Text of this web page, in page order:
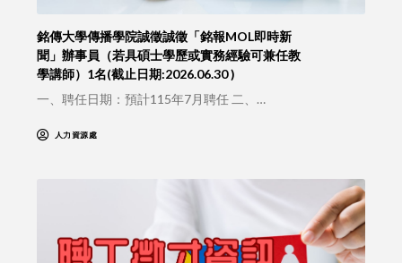
銘傳大學傳播學院誠徵誠徵「銘報MOL即時新
聞」辦事員（若具碩士學歷或實務經驗可兼任教
學講師）1名(截止日期:2026.06.30 )
一、聘任日期：預計115年7月聘任 二、…
人力資源處